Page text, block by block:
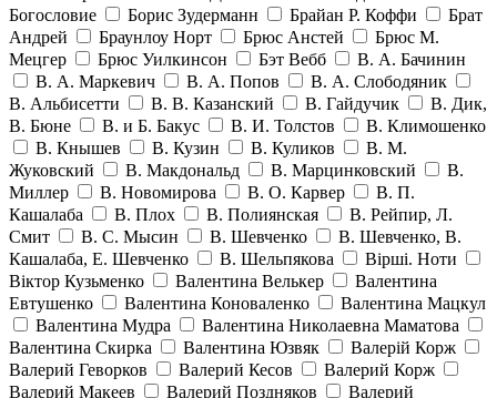
Богословие
Борис Зудерманн Брайан Р. Коффи
Брат
Андрей
Браунлоу Норт Брюс Анстей
Брюс М.
Мецгер
Брюс Уилкинсон Бэт Вебб
В. А. Бачинин
В. А. Маркевич
В. А. Попов
В. А. Слободяник
В. Альбисетти
В. В. Казанский В. Гайдучик
В. Дик,
В. Бюне
В. и Б. Бакус В. И. Толстов
В. Климошенко
В. Кнышев
В. Кузин В. Куликов
В. М.
Жуковский
В. Макдональд В. Марцинковский
В.
Миллер
В. Новомирова В. О. Карвер
В. П.
Кашалаба
В. Плох В. Полиянская
В. Рейпир, Л.
Смит
В. С. Мысин В. Шевченко
В. Шевченко, В.
Кашалаба, Е. Шевченко
В. Шельпякова
Вiршi. Ноти
Віктор Кузьменко
Валентина Велькер
Валентина
Евтушенко
Валентина Коноваленко
Валентина Мацкул
Валентина Мудра
Валентина Николаевна Маматова
Валентина Скирка
Валентина Юзвяк
Валерій Корж
Валерий Геворков
Валерий Кесов
Валерий Корж
Валерий Макеев
Валерий Поздняков
Валерий